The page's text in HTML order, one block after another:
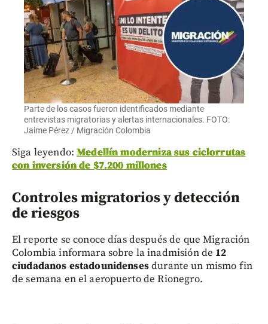
Parte de los casos fueron identificados mediante
entrevistas migratorias y alertas internacionales. FOTO:
Jaime Pérez / Migración Colombia
Siga leyendo:Medellín moderniza sus ciclorrutas
con inversión de $7.200 millones
Controles migratorios y detección
de riesgos
El reporte se conoce días después de que Migración
Colombia informara sobre la inadmisión de 12
ciudadanos estadounidensesdurante un mismo fin
de semana en el aeropuerto de Rionegro.